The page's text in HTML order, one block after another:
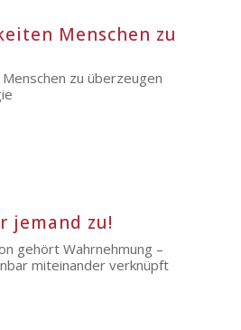
Menschen zu
zu überzeugen
jemand zu!
gehört Wahrnehmung –
miteinander verknüpft